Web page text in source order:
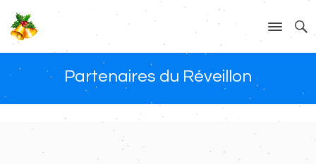
Partenaires du Réveillon